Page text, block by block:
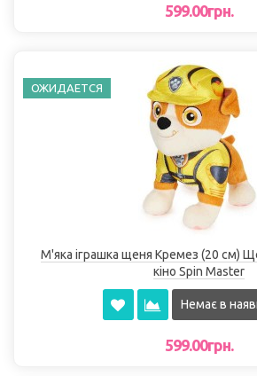
599.00грн.
ОЖИДАЕТСЯ
М'яка іграшка щеня Кремез (20 см)
кіно Spin Master
Немає в
599.00грн.